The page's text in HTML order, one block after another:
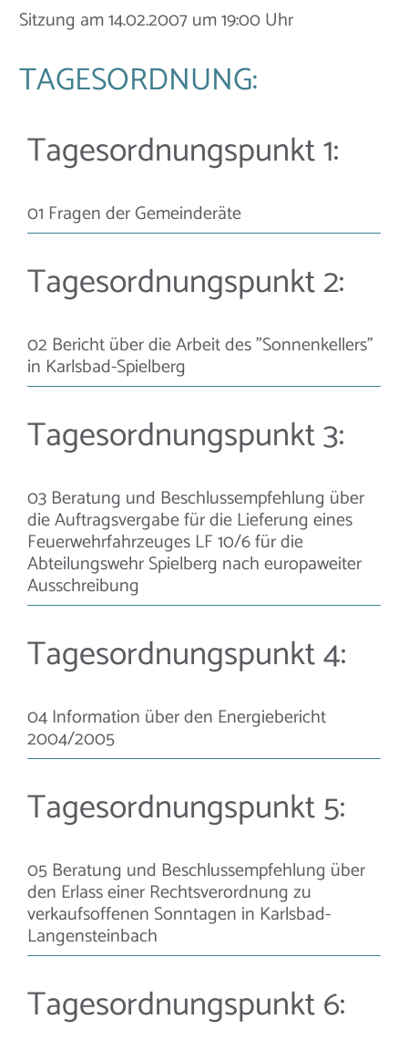
Sitzung am 14.02.2007 um 19:00 Uhr
TAGESORDNUNG:
Tagesordnungspunkt 1:
01 Fragen der Gemeinderäte
Tagesordnungspunkt 2:
02 Bericht über die Arbeit des "Sonnenkellers"
in Karlsbad-Spielberg
Tagesordnungspunkt 3:
03 Beratung und Beschlussempfehlung über
die Auftragsvergabe für die Lieferung eines
Feuerwehrfahrzeuges LF 10/6 für die
Abteilungswehr Spielberg nach europaweiter
Ausschreibung
Tagesordnungspunkt 4:
04 Information über den Energiebericht
2004/2005
Tagesordnungspunkt 5:
05 Beratung und Beschlussempfehlung über
den Erlass einer Rechtsverordnung zu
verkaufsoffenen Sonntagen in Karlsbad-
Langensteinbach
Tagesordnungspunkt 6: